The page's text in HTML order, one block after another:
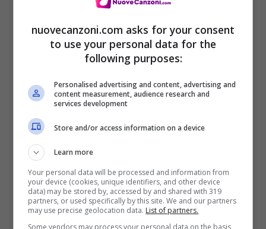
I dont know where to go
I dont know what to feel
I dont know how to cry
I dont know where to go
I dont know ow ow why
I dont know where to go
I dont know what to feel
I dont know how to cry
nuovecanzoni.com asks for your consent
to use your personal data for the
following purposes:
Personalised advertising and content, advertising and
content measurement, audience research and
services development
Store and/or access information on a device
Learn more
Your personal data will be processed and information from
your device (cookies, unique identifiers, and other device
data) may be stored by, accessed by and shared with 319
partners, or used specifically by this site. We and our partners
may use precise geolocation data. List of partners.
Some vendors may process your personal data on the basis